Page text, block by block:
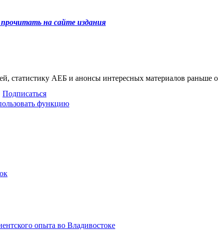
на сайте издания
статистику АЕБ и анонсы интересных материалов раньше
Подписаться
опыта во Владивостоке